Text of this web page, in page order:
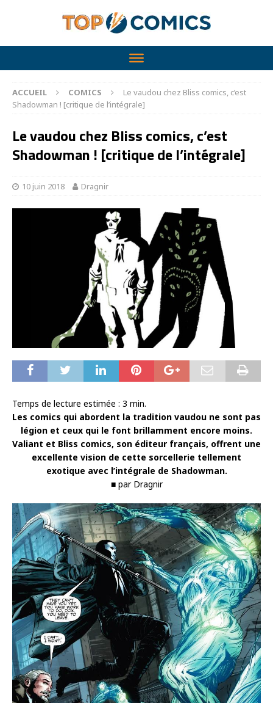
ACCUEIL COMICS
Le vaudou chez Bliss comics, c’est
Shadowman ! [critique de l’intégrale]
Le vaudou chez Bliss comics, c’est
Shadowman ! [critique de l’intégrale]
10 juin 2018 Dragnir
Temps de lecture estimée : 3 min.
Les comics qui abordent la tradition vaudou ne sont pas
légion et ceux qui le font brillamment encore moins.
Valiant et Bliss comics, son éditeur français, offrent une
excellente vision de cette sorcellerie tellement
exotique avec l’intégrale de Shadowman.
■ par Dragnir